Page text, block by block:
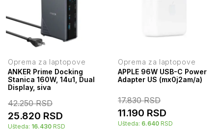
Oprema za laptopove
ANKER Prime Docking
Stanica 160W, 14u1, Dual
Display, siva
42.250RSD
25.820 RSD
Ušteda: 16.430 RSD
Oprema za laptopove
APPLE 96W USB-C Power
Adapter US (mx0j2am/a)
17.830RSD
11.190 RSD
Ušteda: 6.640 RSD